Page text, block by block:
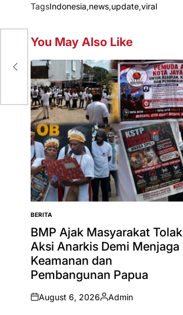
TagsIndonesia,news,update,viral
You May Also Like
POSTED
IN
BERITA
BMP Ajak Masyarakat Tolak
Aksi Anarkis Demi Menjaga
Keamanan dan
Pembangunan Papua
on
August 6, 2026
Posted
Admin